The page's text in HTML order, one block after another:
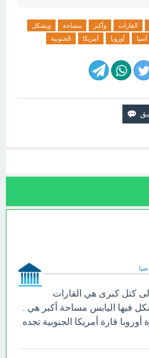
القارات وأكبر مساحة
ويشكل
آسيا أوروبا أمريكا الجنوبية
صبا
كتل كبرى هي القارات
فيها اليابس مساحة أكبر هي .
أوروبا قارة أمريكا الجنوبية تجده